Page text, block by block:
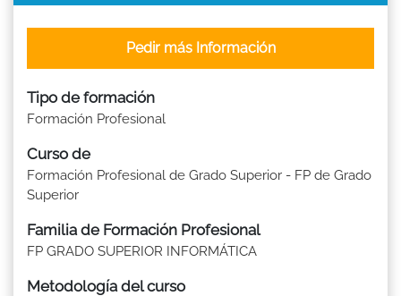
Tipo de formación
Formación Profesional
Curso de
Formación Profesional de Grado Superior - FP de Grado
Superior
Familia de Formación Profesional
FP GRADO SUPERIOR INFORMÁTICA
Metodología del curso
Pedir más Información